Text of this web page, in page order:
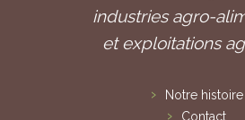
industries agro-
et exploitations
Notre histoire
Contact